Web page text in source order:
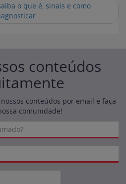
o que é, sinais e como
conteúdos
conteúdos por email e faça
comunidade!